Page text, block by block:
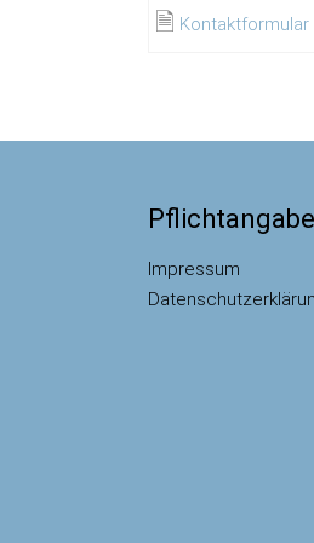
🗎 Kontaktformular
Impressum